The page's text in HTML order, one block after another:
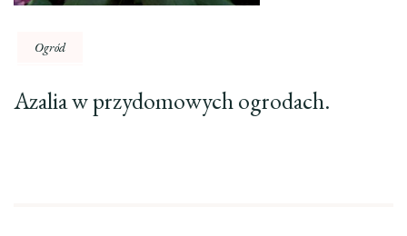
Ogród
Azalia w przydomowych ogrodach.